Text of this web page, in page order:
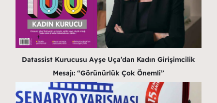
Datassist Kurucusu Ayşe Uça’dan Kadın Girişimcilik
Mesajı: “Görünürlük Çok Önemli”